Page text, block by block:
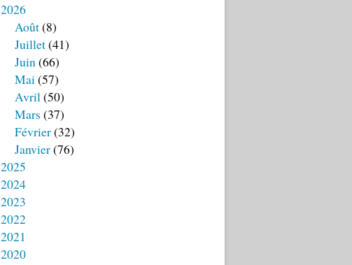
2026
Août(8)
Juillet(41)
Juin(66)
Mai(57)
Avril(50)
Mars (37)
Février(32)
Janvier(76)
2025
2024
2023
2022
2021
2020